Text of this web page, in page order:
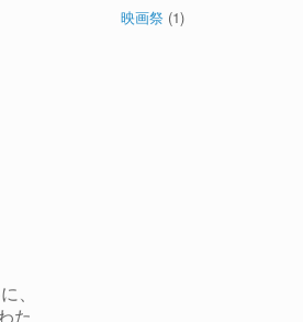
、
た
映画祭 (1)